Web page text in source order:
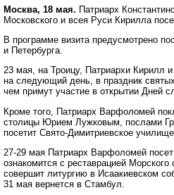
Москва, 18 мая. Патриарх
Московского и всея Руси Кирилла
В программе визита предусмотрено
и Петербурга.
23 мая, на Троицу, Патриархи Кирилл
на следующий день, в праздник
чем примут участие в открытии Дней
Кроме того, Патриарх Варфоломей
столицы Юрием Лужковым, послами
посетит Свято-Димитриевское
27-29 мая Патриарх Варфоломей
ознакомится с реставрацией
совершит литургию в Исаакиевском
31 мая вернется в Стамбул.